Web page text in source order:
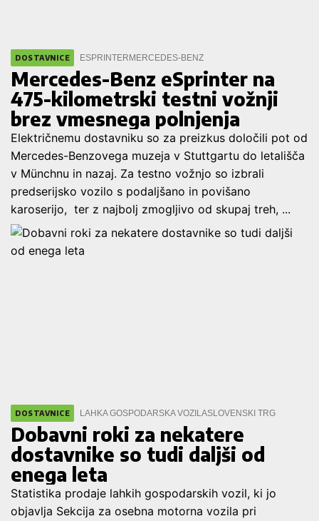
DOSTAVNICE ESPRINTER MERCEDES-BENZ
Mercedes-Benz eSprinter na
475-kilometrski testni vožnji
brez vmesnega polnjenja
Električnemu dostavniku so za preizkus določili pot od
Mercedes-Benzovega muzeja v Stuttgartu do letališča
v Münchnu in nazaj. Za testno vožnjo so izbrali
predserijsko vozilo s podaljšano in povišano
karoserijo, ter z najbolj zmogljivo od skupaj treh, ...
DOSTAVNICE LAHKA GOSPODARSKA VOZILASLOVENSKI TRG
Dobavni roki za nekatere
dostavnike so tudi daljši od
enega leta
Statistika prodaje lahkih gospodarskih vozil, ki jo
objavlja Sekcija za osebna motorna vozila pri